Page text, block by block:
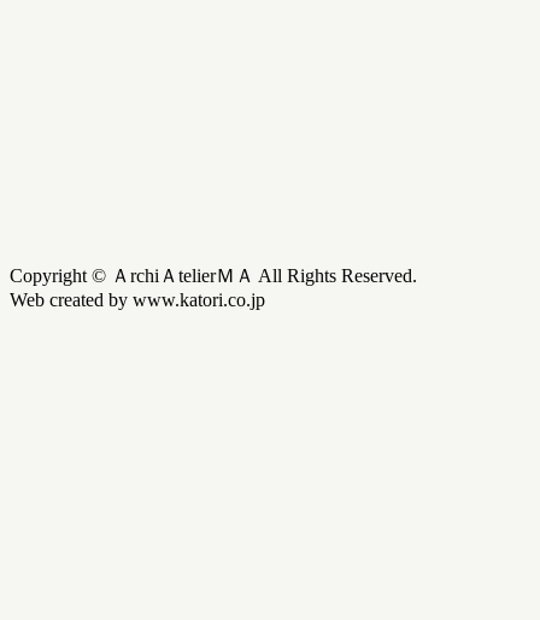
Copyright © ＡrchiＡtelierＭＡ All Rights Reserved.
Web created by www.katori.co.jp